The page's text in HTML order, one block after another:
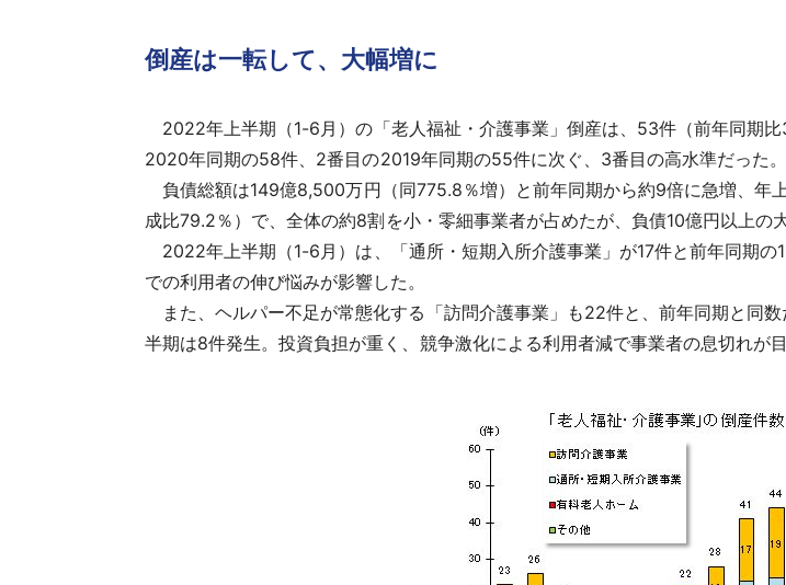
倒産は一転して、大幅増に
2022年上半期（1-6月）の「老人福祉・介護事業」倒産は、53件（前年同期
2020年同期の58件、2番目の2019年同期の55件に次ぐ、3番目の高水準だった。
負債総額は149億8,500万円（同775.8％増）と前年同期から約9倍に急増、年
成比79.2％）で、全体の約8割を小・零細事業者が占めたが、負債10億円以上の
2022年上半期（1-6月）は、「通所・短期入所介護事業」が17件と前年同期
での利用者の伸び悩みが影響した。
また、ヘルパー不足が常態化する「訪問介護事業」も22件と、前年同期と同
半期は8件発生。投資負担が重く、競争激化による利用者減で事業者の息切れが目